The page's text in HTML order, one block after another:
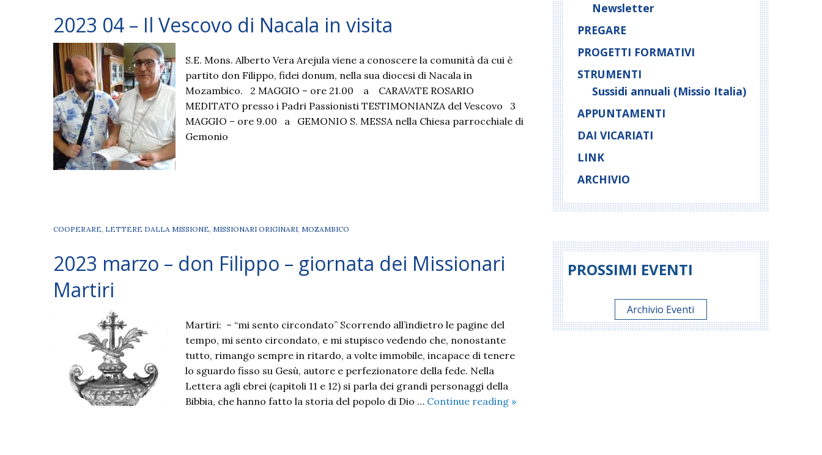
2023 04 – Il Vescovo di Nacala in visita
S.E. Mons. Alberto Vera Arejula viene a conoscere la comunità da cui è
partito don Filippo, fidei donum, nella sua diocesi di Nacala in
Mozambico. 2 MAGGIO – ore 21.00 a CARAVATE ROSARIO
MEDITATO presso i Padri Passionisti TESTIMONIANZA del Vescovo 3
MAGGIO – ore 9.00 a GEMONIO S. MESSA nella Chiesa parrocchiale di
Gemonio
COOPERARE LETTERE DALLA MISSIONE MISSIONARI ORIGINARI MOZAMBICO
2023 marzo – don Filippo – giornata dei Missionari
Martiri
Martiri: – “mi sento circondato” Scorrendo all’indietro le pagine del
tempo, mi sento circondato, e mi stupisco vedendo che, nonostante
tutto, rimango sempre in ritardo, a volte immobile, incapace di tenere
lo sguardo fisso su Gesù, autore e perfezionatore della fede. Nella
Lettera agli ebrei (capitoli 11 e 12) si parla dei grandi personaggi della
Bibbia, che hanno fatto la storia del popolo di Dio … Continue reading 2023
»
Newsletter
PREGARE
PROGETTI FORMATIVI
STRUMENTI
Sussidi annuali (Missio Italia)
APPUNTAMENTI
DAI VICARIATI
LINK
ARCHIVIO
PROSSIMI EVENTI
Archivio Eventi